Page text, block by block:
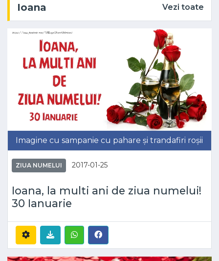
Ioana Vezi toate
Imagine cu sampanie cu pahare și trandafiri roșii
ZIUA NUMELUI 2017-01-25
Ioana, la multi ani de ziua numelui!
30 Ianuarie